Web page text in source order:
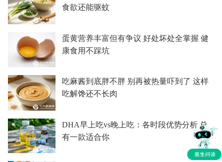
食欲还能驱蚊
蛋黄营养丰富但有争议 好处坏处全掌握 健
康食用不踩坑
吃麻酱到底胖不胖 别再被热量吓到了 这样
吃解馋还不长肉
DHA早上吃vs晚上吃：各时段优势分析 总
有一款适合你